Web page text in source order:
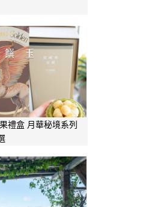
禮盒 月華秘境系列